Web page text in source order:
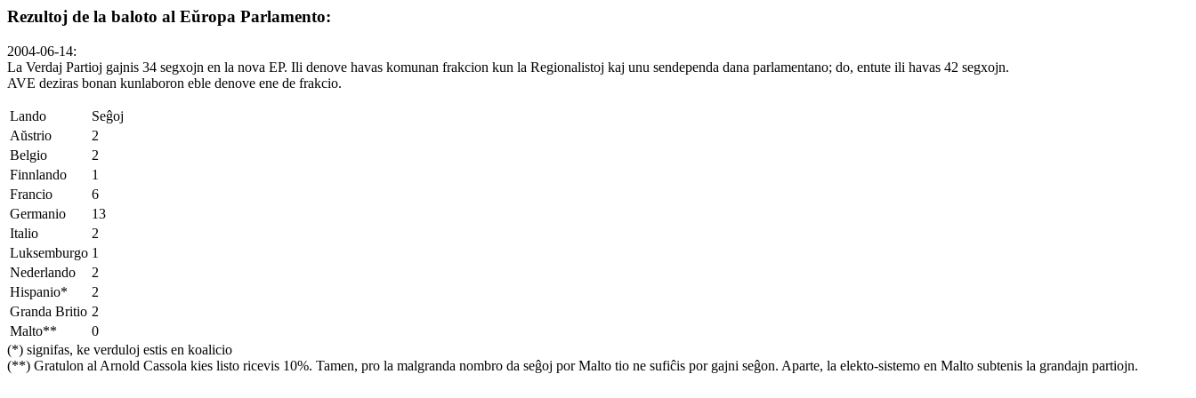
Rezultoj de la baloto al Eŭropa Parlamento:
2004-06-14:
La Verdaj Partioj gajnis 34 segxojn en la nova EP. Ili denove havas komunan frakcion kun la Regionalistoj kaj unu sendependa dana parlamentano; do, entute ili havas 42 segxojn.
AVE deziras bonan kunlaboron eble denove ene de frakcio.
Lando
Seĝoj
Aŭstrio
2
Belgio
2
Finnlando
1
Francio
6
Germanio
13
Italio
2
Luksemburgo 1
Nederlando
2
Hispanio*
2
Granda Britio 2
Malto**
0
(*) signifas, ke verduloj estis en koalicio
(**) Gratulon al Arnold Cassola kies listo ricevis 10%. Tamen, pro la malgranda nombro da seĝoj por Malto tio ne sufiĉis por gajni seĝon. Aparte, la elekto-sistemo en Malto subtenis la grandajn partiojn.